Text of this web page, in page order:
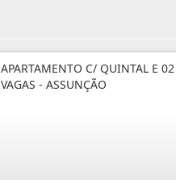
APARTAMENTO C/ QUINTAL E 02
VAGAS - ASSUNÇÃO